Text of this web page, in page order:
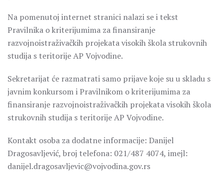
Na pomenutoj internet stranici nalazi se i tekst
Pravilnika o kriterijumima za finansiranje
razvojnoistraživačkih projekata visokih škola strukovnih
studija s teritorije AP Vojvodine.
Sekretarijat će razmatrati samo prijave koje su u skladu s
javnim konkursom i Pravilnikom o kriterijumima za
finansiranje razvojnoistraživačkih projekata visokih škola
strukovnih studija s teritorije AP Vojvodine.
Kontakt osoba za dodatne informacije: Danijel
Dragosavljević, broj telefona: 021/487 4074, imejl:
danijel.dragosavljevic@vojvodina.gov.rs